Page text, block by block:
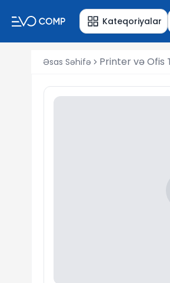
Kateqoriyalar
Əsas Səhifə Printer və Ofis